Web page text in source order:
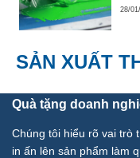
28/
SẢN XUẤT
Quà tặng doanh
Chúng tôi hiểu rõ vai trò
in ấn lên sản phẩm làm